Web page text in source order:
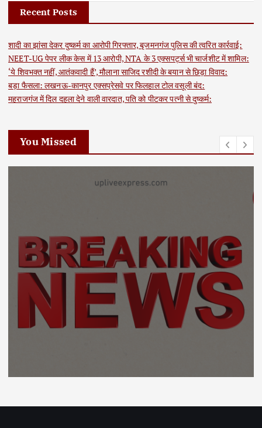
Recent Posts
शादी का झांसा देकर दुष्कर्म का आरोपी गिरफ्तार, बृजमनगंज पुलिस की त्वरित कार्रवाई:
NEET-UG पेपर लीक केस में 13 आरोपी, NTA के 3 एक्सपर्ट्स भी चार्जशीट में शामिल:
‘ये शिवभक्त नहीं, आतंकवादी हैं’, मौलाना साजिद रशीदी के बयान से छिड़ा विवाद:
बड़ा फैसला: लखनऊ-कानपुर एक्सप्रेसवे पर फिलहाल टोल वसूली बंद:
महराजगंज में दिल दहला देने वाली वारदात, पति को पीटकर पत्नी से दुष्कर्म:
You Missed